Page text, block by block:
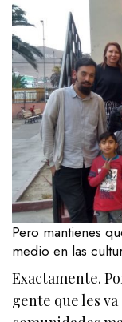
Pero mantienes
medio en las
Exactamente.
gente que les